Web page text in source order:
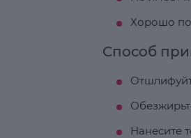
Хорошо
Способ
Нанесите